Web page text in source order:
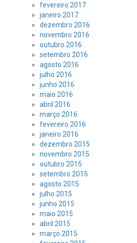
fevereiro 2017
janeiro 2017
dezembro 2016
novembro 2016
outubro 2016
setembro 2016
agosto 2016
julho 2016
junho 2016
maio 2016
abril 2016
março 2016
fevereiro 2016
janeiro 2016
dezembro 2015
novembro 2015
outubro 2015
setembro 2015
agosto 2015
julho 2015
junho 2015
maio 2015
abril 2015
março 2015